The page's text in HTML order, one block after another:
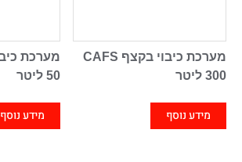
מערכת כיבוי בקצף CAFS
300 ליטר
מידע נוסף
50 ליטר
מידע נוסף